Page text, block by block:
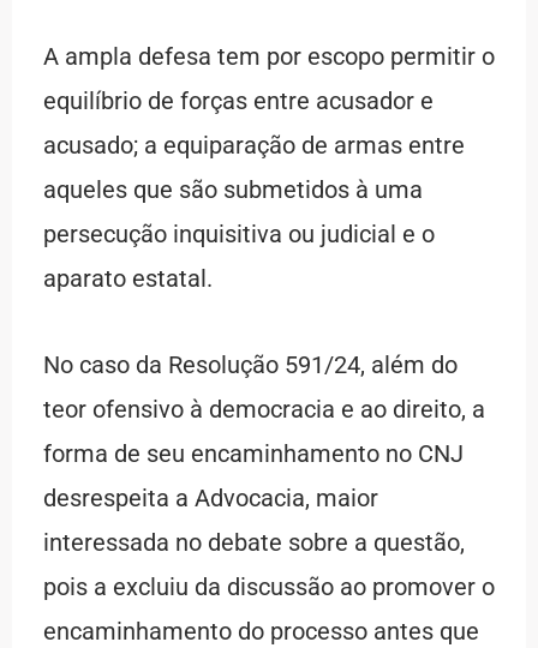
A ampla defesa tem por escopo permitir o
equilíbrio de forças entre acusador e
acusado; a equiparação de armas entre
aqueles que são submetidos à uma
persecução inquisitiva ou judicial e o
aparato estatal.
No caso da Resolução 591/24, além do
teor ofensivo à democracia e ao direito, a
forma de seu encaminhamento no CNJ
desrespeita a Advocacia, maior
interessada no debate sobre a questão,
pois a excluiu da discussão ao promover o
encaminhamento do processo antes que